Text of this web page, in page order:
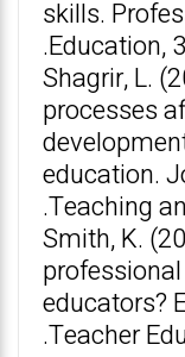
skills.
Education,
Shagrir, L.
processes
education.
Teaching
Smith, K.
educators?
Teacher